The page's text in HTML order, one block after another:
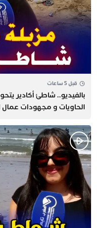
قبل 5 ساعات
بالفيديو.. شاطئ أكادير
الحاويات و مجهودات عمال